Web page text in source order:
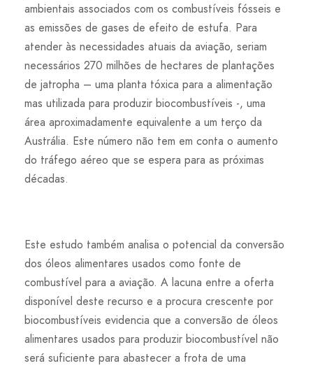
ambientais associados com os combustíveis fósseis e
as emissões de gases de efeito de estufa. Para
atender às necessidades atuais da aviação, seriam
necessários 270 milhões de hectares de plantações
de jatropha – uma planta tóxica para a alimentação
mas utilizada para produzir biocombustíveis -, uma
área aproximadamente equivalente a um terço da
Austrália. Este número não tem em conta o aumento
do tráfego aéreo que se espera para as próximas
décadas.
Este estudo também analisa o potencial da conversão
dos óleos alimentares usados como fonte de
combustível para a aviação. A lacuna entre a oferta
disponível deste recurso e a procura crescente por
biocombustíveis evidencia que a conversão de óleos
alimentares usados para produzir biocombustível não
será suficiente para abastecer a frota de uma